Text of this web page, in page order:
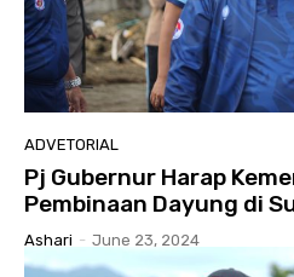
ADVETORIAL
Pj Gubernur Harap
Pembinaan Dayung di
Ashari - June 23, 2024